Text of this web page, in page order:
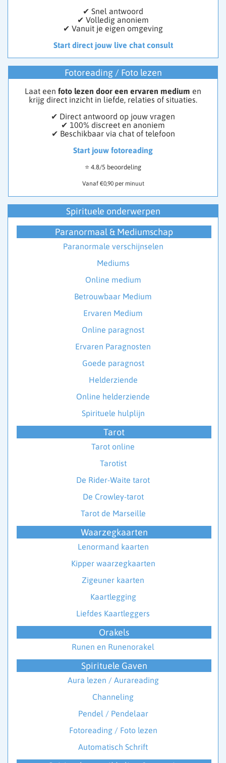
✔ Snel antwoord
✔ Volledig anoniem
✔ Vanuit je eigen omgeving
Start direct jouw live chat consult
Fotoreading / Foto lezen
Laat een foto lezen door een ervaren medium en
krijg direct inzicht in liefde, relaties of situaties.
✔ Direct antwoord op jouw vragen
✔ 100% discreet en anoniem
✔ Beschikbaar via chat of telefoon
Start jouw fotoreading
⭐ 4.8/5 beoordeling
Vanaf €0,90 per minuut
Spirituele onderwerpen
Paranormaal & Mediumschap
Paranormale verschijnselen
Mediums
Online medium
Betrouwbaar Medium
Ervaren Medium
Online paragnost
Ervaren Paragnosten
Goede paragnost
Helderziende
Online helderziende
Spirituele hulplijn
Tarot
Tarot online
Tarotist
De Rider-Waite tarot
De Crowley-tarot
Tarot de Marseille
Waarzegkaarten
Lenormand kaarten
Kipper waarzegkaarten
Zigeuner kaarten
Kaartlegging
Liefdes Kaartleggers
Orakels
Runen en Runenorakel
Spirituele Gaven
Aura lezen / Aurareading
Channeling
Pendel / Pendelaar
Fotoreading / Foto lezen
Automatisch Schrift